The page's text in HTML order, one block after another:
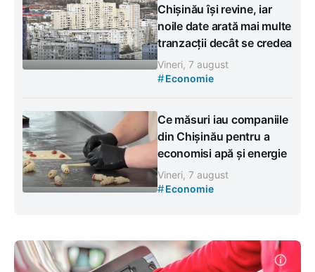
Chișinău își revine, iar
noile date arată mai multe
tranzacții decât se credea
Vineri, 7 august
#Economie
Ce măsuri iau companiile
din Chișinău pentru a
economisi apă și energie
Vineri, 7 august
#Economie